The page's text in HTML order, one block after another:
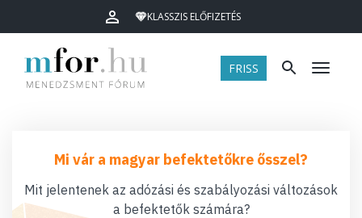
KLASSZIS ELŐFIZETÉS
FRISS Menü
Mi vár a magyar befektetőkre ősszel?
Mit jelentenek az adózási és szabályozási változások
a befektetők számára?